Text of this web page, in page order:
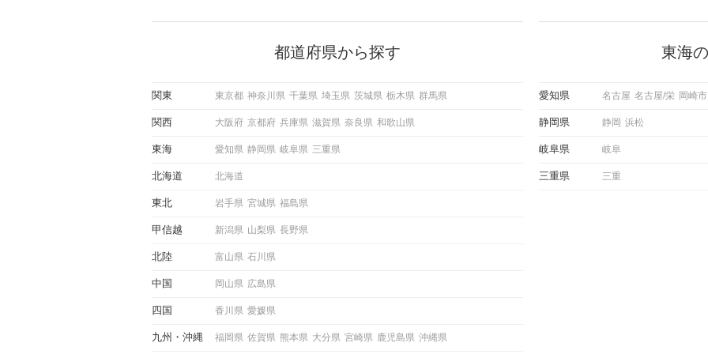
から恋人作りを本格的に始めようと
している方は、女性が異性を求めて
この記事では、女性が話しかけて欲
しく解説した後、婚活イベントで実
ような行動に繋げるべきかをご紹介
も混じえながら解説するので、ぜひ
都道府県から探す
関東 東京都 神奈川県 千葉県 埼玉県 茨城県 栃木県 群馬県
関西 大阪府 京都府 兵庫県 滋賀県 奈良県 和歌山県
東海 愛知県 静岡県 岐阜県 三重県
北海道 北海道
東北 岩手県 宮城県 福島県
甲信越 新潟県 山梨県 長野県
北陸 富山県 石川県
中国 岡山県 広島県
四国 香川県 愛媛県
九州 沖縄 福岡県 佐賀県 熊本県 大分県 宮崎県 鹿児島県 沖縄県
東海
愛知県 名古屋 名古屋/栄 岡崎市
静岡県 静岡 浜松
岐阜県 岐阜
三重県 三重